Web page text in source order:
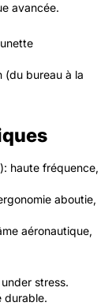
avancée.
(du bureau à la
haute fréquence,
aboutie,
aéronautique,
stress.
durable.